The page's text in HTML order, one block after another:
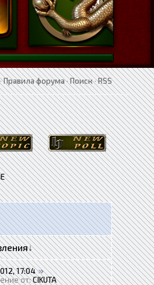
Правила форума·Поиск·RSS
↓
17:04
от:CIKUTA